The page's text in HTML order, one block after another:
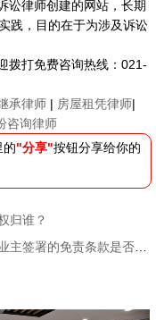
讼律师创建的网站，长期
践，目的在于为涉及诉讼
拨打免费咨询热线：021-
承律师 | 房屋租凭律师|
咨询律师
的"分享"按钮分享给你的
归谁？
署的免责条款是否有效？